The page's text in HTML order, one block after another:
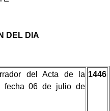
DEL DIA
del Acta de la
fecha 06 de julio de
1446